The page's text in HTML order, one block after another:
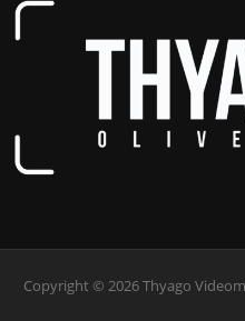
Copyright © 2026 Thyago